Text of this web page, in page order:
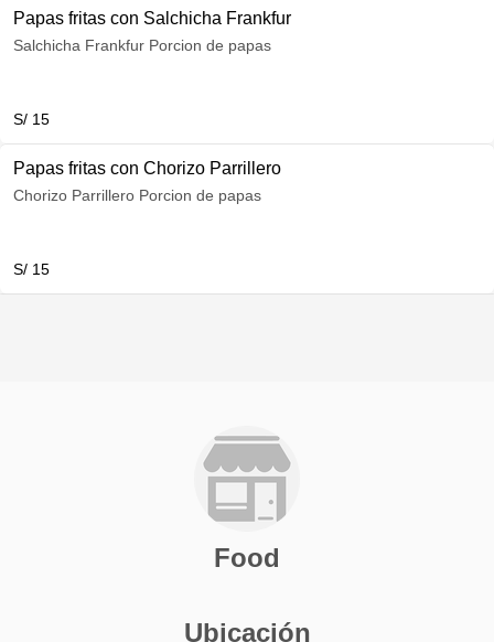
Papas fritas con Salchicha Frankfur
Salchicha Frankfur Porcion de papas
S/ 15
Papas fritas con Chorizo Parrillero
Chorizo Parrillero Porcion de papas
S/ 15
Food
Ubicación